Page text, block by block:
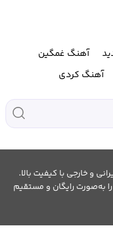
آهنگ غمگین
آهنگ کردی
و خارجی با کیفیت بالا.
به‌صورت رایگان و مستقیم